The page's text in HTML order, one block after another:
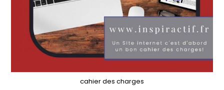
cahier des charges